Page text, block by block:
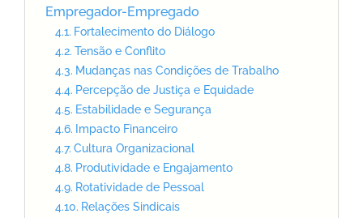
Empregador-Empregado
Fortalecimento do Diálogo
Tensão e Conflito
Mudanças nas Condições de Trabalho
Percepção de Justiça e Equidade
Estabilidade e Segurança
Impacto Financeiro
Cultura Organizacional
Produtividade e Engajamento
Rotatividade de Pessoal
Relações Sindicais